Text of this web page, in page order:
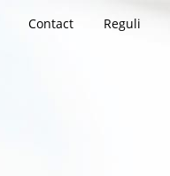
Contact Reguli